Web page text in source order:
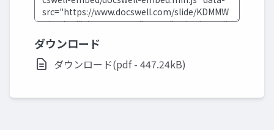
ダウンロード
ダウンロード(pdf - 447.24kB)